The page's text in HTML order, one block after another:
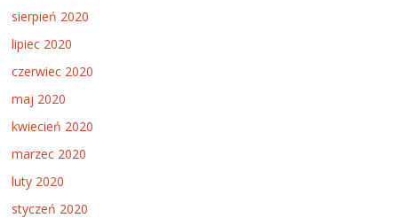
sierpień 2020
lipiec 2020
czerwiec 2020
maj 2020
kwiecień 2020
marzec 2020
luty 2020
styczeń 2020